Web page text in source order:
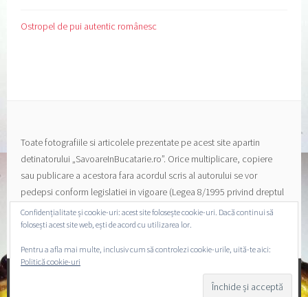
Ostropel de pui autentic românesc
Toate fotografiile si articolele prezentate pe acest site apartin
detinatorului „SavoareInBucatarie.ro”. Orice multiplicare, copiere
sau publicare a acestora fara acordul scris al autorului se vor
pedepsi conform legislatiei in vigoare (Legea 8/1995 privind dreptul
de autor si a drepturilor conexe).
PROPULSAT CU MÂNDRIE DE WORDPRESS
Confidențialitate și cookie-uri: acest site folosește cookie-uri. Dacă continui să
folosești acest site web, ești de acord cu utilizarea lor.
Pentru a afla mai multe, inclusiv cum să controlezi cookie-urile, uită-te aici:
Politică cookie-uri